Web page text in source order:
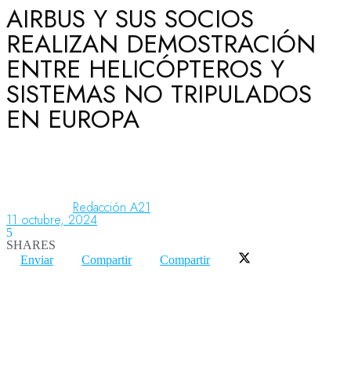
Aerolíneas
Aeronáutica
Columnistas
Organismos
AIRBUS Y SUS SOCIOS
REALIZAN DEMOSTRACIÓN
ENTRE HELICÓPTEROS Y
SISTEMAS NO TRIPULADOS
EN EUROPA
Redacción A21
11 octubre, 2024
5
SHARES
Enviar
Compartir Compartir